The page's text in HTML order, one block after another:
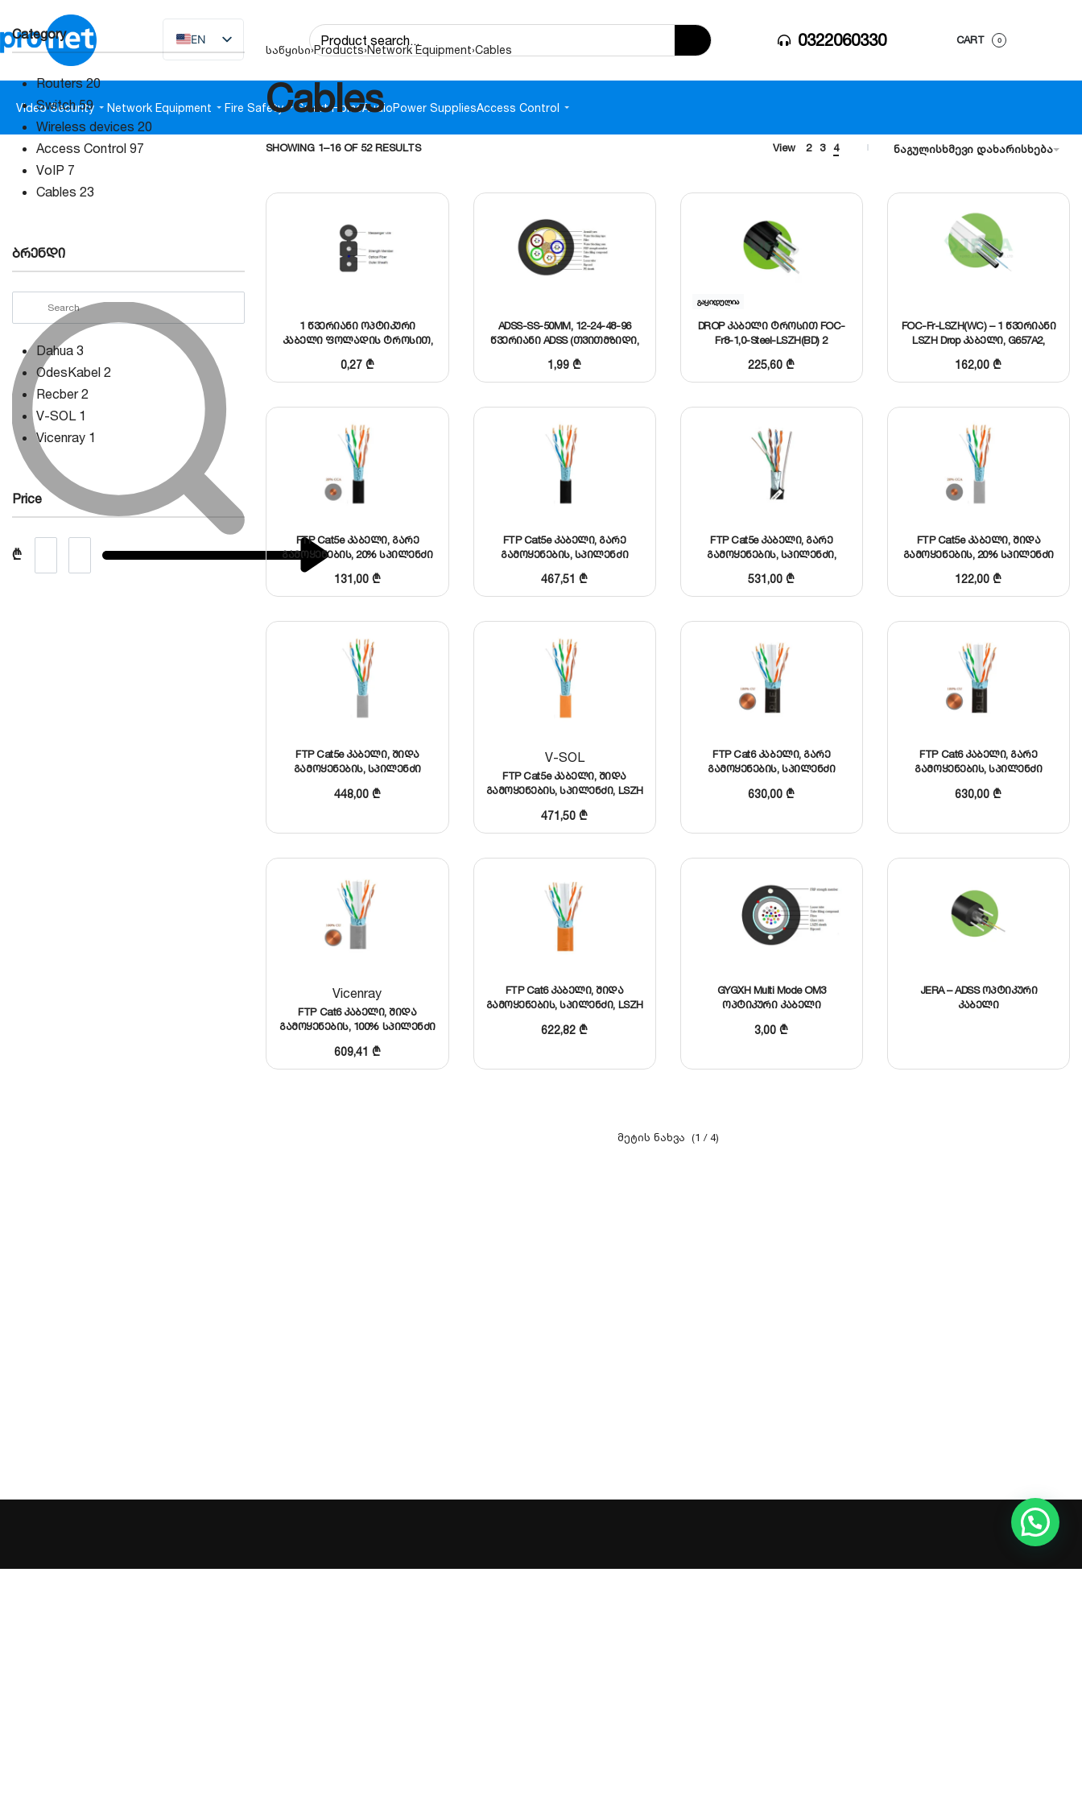
EN
KA
0322060330 CART 0
Video Security Network Equipment Fire Safety Smart HomeAudioPower SuppliesAccess Control
Category
Routers 20
Switch 59
Wireless devices 20
Access Control 97
VoIP 7
Cables 23
ბრენდი
Dahua 3
OdesKabel 2
Recber 2
V-SOL 1
Vicenray 1
Price
₾
საწყისი›Products›Network Equipment›Cables
Cables
SHOWING 1–16 OF 52 RESULTS View 2 3 4 ნაგულისხმევი დახარისხება
1 წვერიანი ოპტიკური
კაბელი ფოლადის ტროსით,
0,27 ₾
ADSS-SS-50MM, 12-24-48-96
წვერიანი ADSS (თვითმზიდი,
1,99₾
გაყიდულია
DROP კაბელი ტროსით FOC-
Fr8-1,0-Steel-LSZH(BD) 2
225,60₾
FOC-Fr-LSZH(WC) – 1 წვერიანი
LSZH Drop კაბელი, G657A2,
162,00₾
FTP Cat5e კაბელი, გარე
გამოყენების, 20% სპილენძი
131,00 ₾
FTP Cat5e კაბელი, გარე
გამოყენების, სპილენძი
467,51₾
FTP Cat5e კაბელი, გარე
გამოყენების, სპილენძი,
531,00₾
FTP Cat5e კაბელი, შიდა
გამოყენების, 20% სპილენძი
122,00₾
FTP Cat5e კაბელი, შიდა
გამოყენების, სპილენძი
448,00 ₾
V-SOL
FTP Cat5e კაბელი, შიდა
გამოყენების, სპილენძი, LSZH
471,50₾
FTP Cat6 კაბელი, გარე
გამოყენების, სპილენძი
630,00₾
FTP Cat6 კაბელი, გარე
გამოყენების, სპილენძი
630,00₾
Vicenray
FTP Cat6 კაბელი, შიდა
გამოყენების, 100% სპილენძი
609,41 ₾
FTP Cat6 კაბელი, შიდა
გამოყენების, სპილენძი, LSZH
622,82₾
GYGXH Multi Mode OM3
ოპტიკური კაბელი
3,00₾
JERA – ADSS ოპტიკური
კაბელი
(1 / 4)